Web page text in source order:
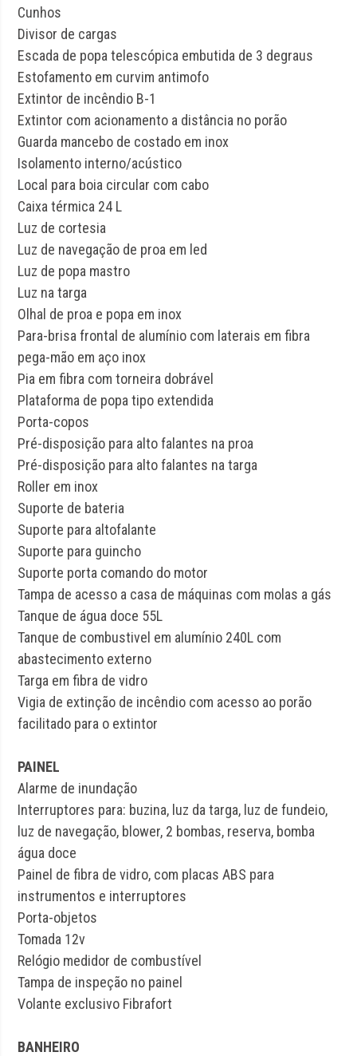
Cunhos
Divisor de cargas
Escada de popa telescópica embutida de 3 degraus
Estofamento em curvim antimofo
Extintor de incêndio B-1
Extintor com acionamento a distância no porão
Guarda mancebo de costado em inox
Isolamento interno/acústico
Local para boia circular com cabo
Caixa térmica 24 L
Luz de cortesia
Luz de navegação de proa em led
Luz de popa mastro
Luz na targa
Olhal de proa e popa em inox
Para-brisa frontal de alumínio com laterais em fibra
pega-mão em aço inox
Pia em fibra com torneira dobrável
Plataforma de popa tipo extendida
Porta-copos
Pré-disposição para alto falantes na proa
Pré-disposição para alto falantes na targa
Roller em inox
Suporte de bateria
Suporte para altofalante
Suporte para guincho
Suporte porta comando do motor
Tampa de acesso a casa de máquinas com molas a gás
Tanque de água doce 55L
Tanque de combustivel em alumínio 240L com
abastecimento externo
Targa em fibra de vidro
Vigia de extinção de incêndio com acesso ao porão
facilitado para o extintor
PAINEL
Alarme de inundação
Interruptores para: buzina, luz da targa, luz de fundeio,
luz de navegação, blower, 2 bombas, reserva, bomba
água doce
Painel de fibra de vidro, com placas ABS para
instrumentos e interruptores
Porta-objetos
Tomada 12v
Relógio medidor de combustível
Tampa de inspeção no painel
Volante exclusivo Fibrafort
BANHEIRO